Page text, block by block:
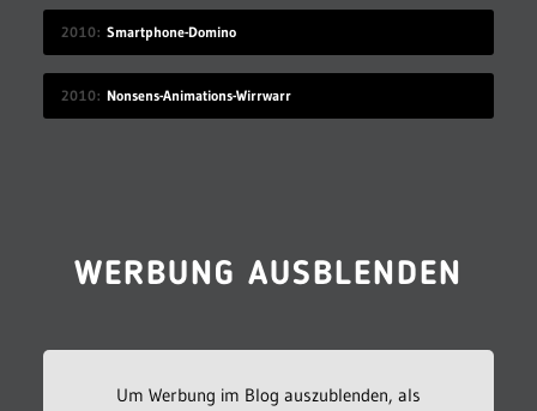
2010 Smartphone-Domino
2010 Nonsens-Animations-Wirrwarr
WERBUNG AUSBLENDEN
Um Werbung im Blog auszublenden, als